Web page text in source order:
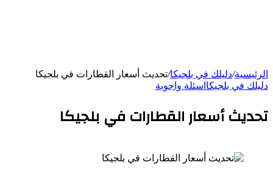
الرئيسية/دليلك في بلجيكا/تحديث أسعار القطارات في بلجيكا
دليلك في بلجيكا اسئلة واجوبة
تحديث أسعار القطارات في بلجيكا